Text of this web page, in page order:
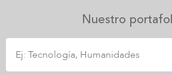
Nuestro